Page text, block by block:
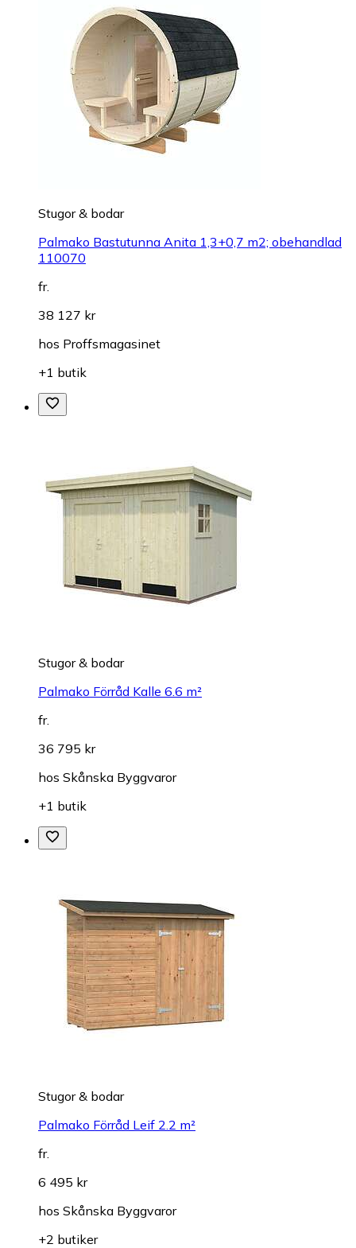
Stugor & bodar
Palmako Bastutunna Anita 1,3+0,7 m2; obehandlad
110070
fr.
38 127 kr
hos Proffsmagasinet
+1 butik
Stugor & bodar
Palmako Förråd Kalle 6.6 m²
fr.
36 795 kr
hos Skånska Byggvaror
+1 butik
Stugor & bodar
Palmako Förråd Leif 2.2 m²
fr.
6 495 kr
hos Skånska Byggvaror
+2 butiker